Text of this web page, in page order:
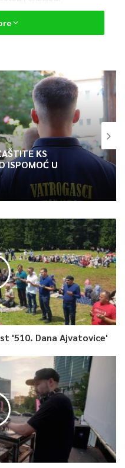
Wembleyju, a finale 1.
KS
ISPOMOĆ U
'510. Dana Ajvatovice'